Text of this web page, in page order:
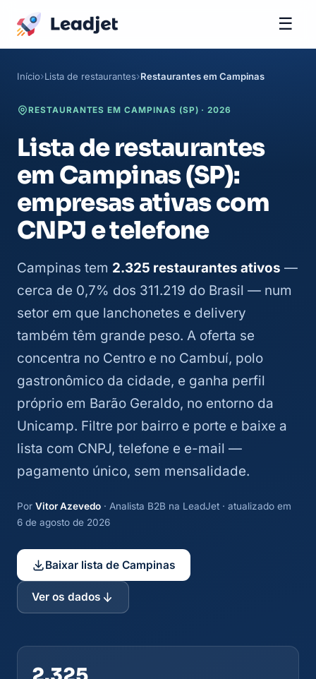
☰
Início Lista de restaurantes Restaurantes em Campinas
RESTAURANTES EM CAMPINAS (SP) · 2026
Lista de restaurantes
em Campinas (SP):
empresas ativas com
CNPJ e telefone
Campinas tem 2.325 restaurantes ativos —
cerca de 0,7% dos 311.219 do Brasil — num
setor em que lanchonetes e delivery
também têm grande peso. A oferta se
concentra no Centro e no Cambuí, polo
gastronômico da cidade, e ganha perfil
próprio em Barão Geraldo, no entorno da
Unicamp. Filtre por bairro e porte e baixe a
lista com CNPJ, telefone e e-mail —
pagamento único, sem mensalidade.
Por Vitor Azevedo · Analista B2B na LeadJet · atualizado em
6 de agosto de 2026
Baixar lista de Campinas
Ver os dados